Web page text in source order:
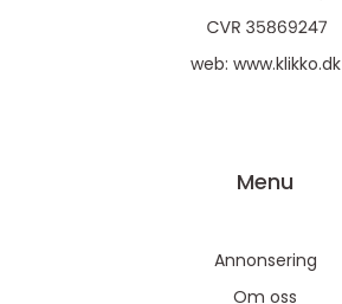
web: www.klikko.dk
Menu
Annonsering
Om oss